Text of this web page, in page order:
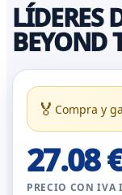
LÍDERES
BEYOND
🏅 Compra y
27.08
PRECIO CON IVA